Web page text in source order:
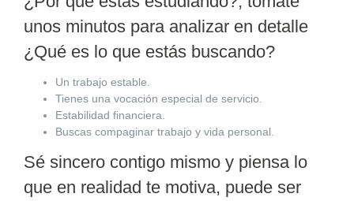
unos minutos para analizar en detalle
¿Qué es lo que estás buscando?
Un trabajo estable.
Tienes una vocación especial de servicio.
Estabilidad financiera.
Buscas compaginar trabajo y vida personal.
Sé sincero contigo mismo y piensa lo
que en realidad te motiva, puede ser